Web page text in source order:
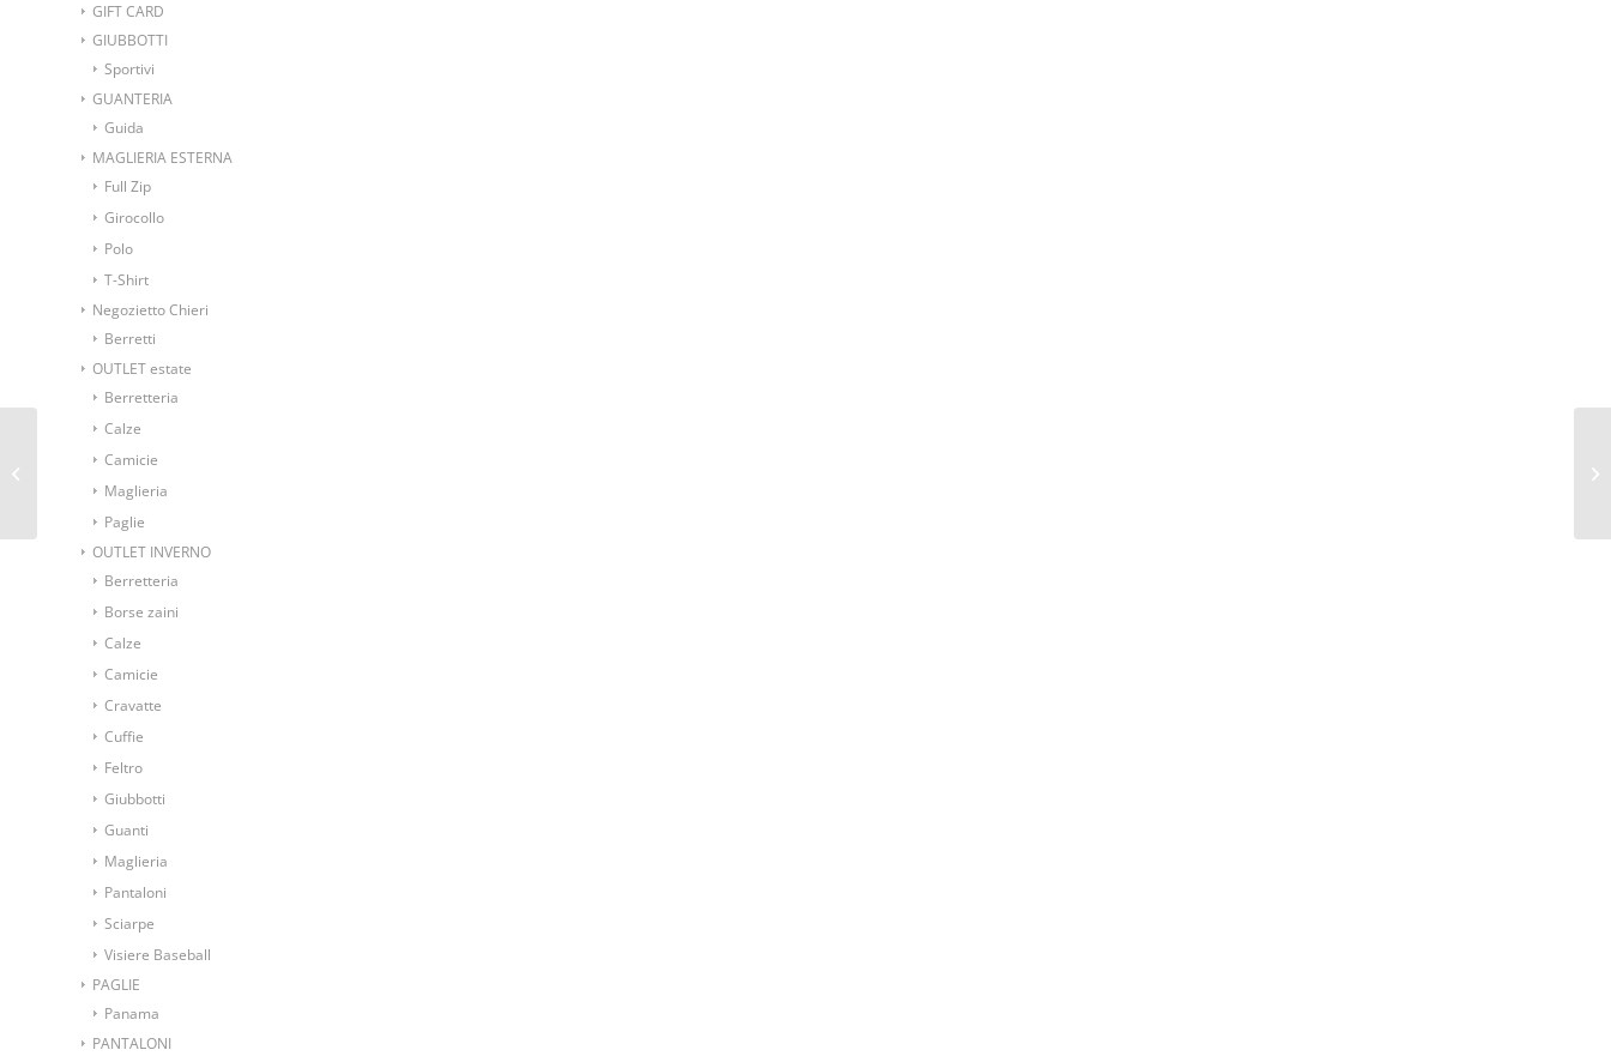
GIFT CARD
GIUBBOTTI
Sportivi
GUANTERIA
Guida
MAGLIERIA ESTERNA
Full Zip
Girocollo
Polo
T-Shirt
Negozietto Chieri
Berretti
OUTLET estate
Berretteria
Calze
Camicie
Maglieria
Paglie
OUTLET INVERNO
Berretteria
Borse zaini
Calze
Camicie
Cravatte
Cuffie
Feltro
Giubbotti
Guanti
Maglieria
Pantaloni
Sciarpe
Visiere Baseball
PAGLIE
Panama
PANTALONI
uomo cotone fantasia
QUADRI